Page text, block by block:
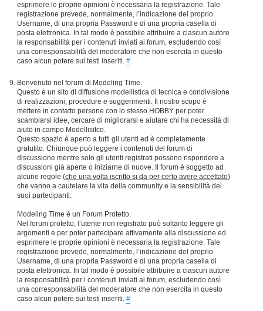
esprimere le proprie opinioni è necessaria la registrazione. Tale
registrazione prevede, normalmente, l’indicazione del proprio
Username, di una propria Password e di una propria casella di
posta elettronica. In tal modo è possibile attribuire a ciascun autore
la responsabilità per i contenuti inviati ai forum, escludendo così
una corresponsabilità del moderatore che non esercita in questo
caso alcun potere sui testi inseriti. #
Benvenuto nel forum di Modeling Time.
Questo è un sito di diffusione modellistica di tecnica e condivisione
di realizzazioni, procedure e suggerimenti. Il nostro scopo è
mettere in contatto persone con lo stesso HOBBY per poter
scambiarsi idee, cercare di migliorarsi e aiutare chi ha necessità di
aiuto in campo Modellisitco.
Questo spazio è aperto a tutti gli utenti ed è completamente
gratutito. Chiunque può leggere i contenuti del forum di
discussione mentre solo gli utenti registrati possono rispondere a
discussioni già aperte o iniziarne di nuove. Il forum è soggetto ad
alcune regole (che una volta iscritto si da per certo avere accettato)
che vanno a cautelare la vita della community e la sensibilità dei
suoi partecipanti:
Modeling Time è un Forum Protetto.
Nel forum protetto, l’utente non registrato può soltanto leggere gli
argomenti e per poter partecipare attivamente alla discussione ed
esprimere le proprie opinioni è necessaria la registrazione. Tale
registrazione prevede, normalmente, l’indicazione del proprio
Username, di una propria Password e di una propria casella di
posta elettronica. In tal modo è possibile attribuire a ciascun autore
la responsabilità per i contenuti inviati ai forum, escludendo così
una corresponsabilità del moderatore che non esercita in questo
caso alcun potere sui testi inseriti. #